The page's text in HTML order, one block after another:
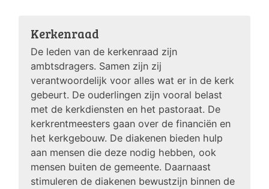
Kerkenraad
De leden van de kerkenraad zijn
ambtsdragers. Samen zijn zij
verantwoordelijk voor alles wat er in de kerk
gebeurt. De ouderlingen zijn vooral belast
met de kerkdiensten en het pastoraat. De
kerkrentmeesters gaan over de financiën en
het kerkgebouw. De diakenen bieden hulp
aan mensen die deze nodig hebben, ook
mensen buiten de gemeente. Daarnaast
stimuleren de diakenen bewustzijn binnen de